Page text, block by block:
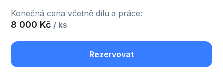
Konečná cena včetně dílu a práce:
8 000 Kč / ks
Rezervovat